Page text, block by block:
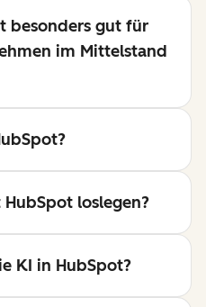
besonders gut für
im Mittelstand
loslegen?
KI in HubSpot?